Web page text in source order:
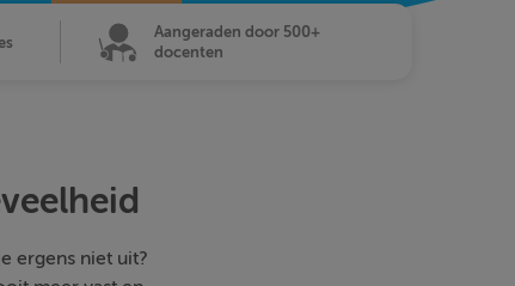
Aangeraden door 500+
docenten
ergens niet uit?